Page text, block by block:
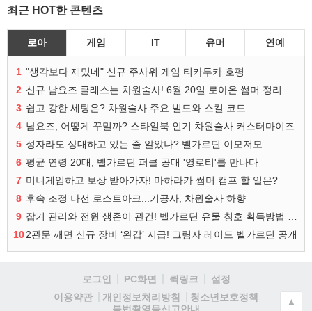
최근 HOT한 콘텐츠
로아 게임 IT 유머 연예
1 "생각보다 재밌네" 신규 주사위 게임 티카투카 호평
2 신규 남요즈 클래스는 차원술사! 6월 20일 로아온 썸머 정리
3 쉽고 강한 세팅은? 차원술사 주요 빌드와 스킬 코드
4 남요즈, 어떻게 꾸밀까? 스타일북 인기 차원술사 커스터마이즈
5 성자라도 상대하고 있는 줄 알았나? 벨가르딘 이모저모
6 평균 연령 20대, 벨가르딘 퍼클 공대 '영로티'를 만나다
7 미니게임하고 보상 받아가자! 마하라카 썸머 캠프 할 일은?
8 후속 조정 나선 로스트아크...기공사, 차원술사 하향
9
102관문 깨면 신규 장비 ‘완갑’ 지급! 그림자 레이드 벨가르딘 공개
로그인 PC화면 퀵링크
설정
이용약관
개인정보처리방침
청소년보호정책
▲